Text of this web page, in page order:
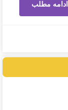
ادامه مطلب